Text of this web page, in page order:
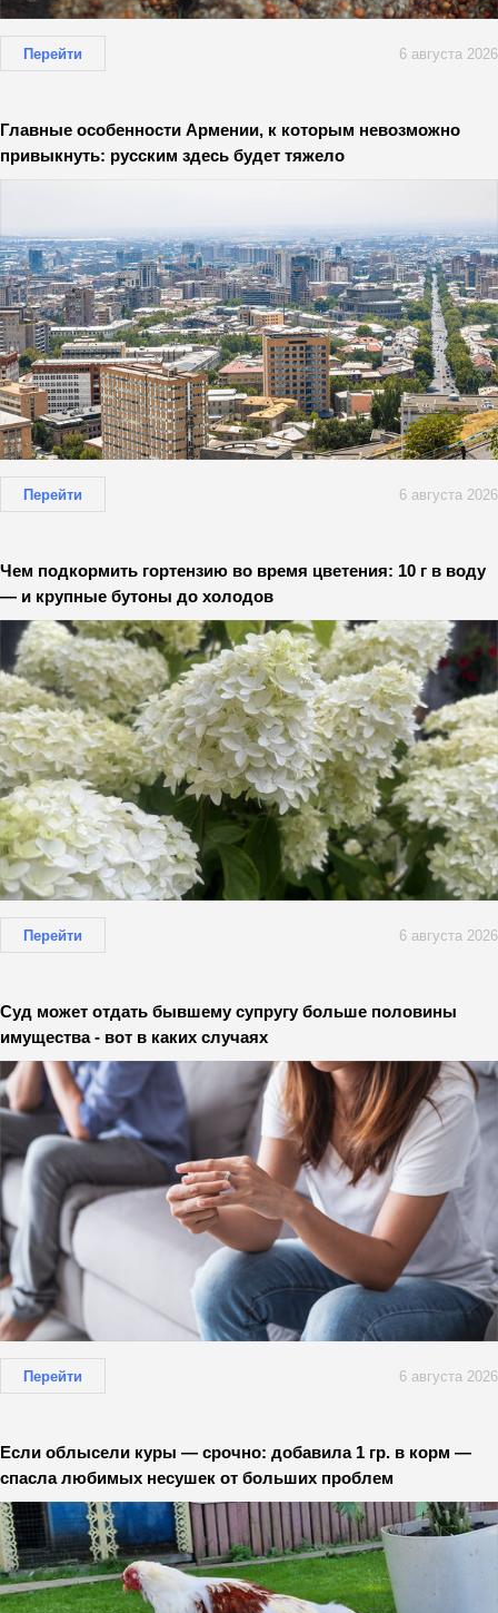
Перейти 6 августа 2026
Главные особенности Армении, к которым невозможно
привыкнуть: русским здесь будет тяжело
Перейти 6 августа 2026
Чем подкормить гортензию во время цветения: 10 г в воду
— и крупные бутоны до холодов
Перейти 6 августа 2026
Суд может отдать бывшему супругу больше половины
имущества - вот в каких случаях
Перейти 6 августа 2026
Если облысели куры — срочно: добавила 1 гр. в корм —
спасла любимых несушек от больших проблем